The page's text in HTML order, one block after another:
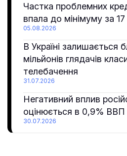
Частка проблемних
впала до мінімуму за 17
05.08.2026
В Україні залишається
мільйонів глядачів
телебачення
31.07.2026
Негативний вплив
оцінюється в 0,9% ВВП
30.07.2026